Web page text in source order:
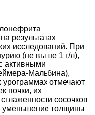
результатах
исследований. При
(не выше 1 г/л),
активными
Мальбина),
отмечают
почки, их
сосочков
уменьшение толщины